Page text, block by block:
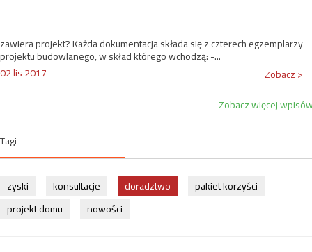
zawiera projekt? Każda dokumentacja składa się z czterech egzemplarzy
projektu budowlanego, w skład którego wchodzą: -...
02 lis 2017
Zobacz >
Zobacz więcej
Tagi
zyski konsultacje doradztwo
pakiet korzyści
projekt domu
nowości